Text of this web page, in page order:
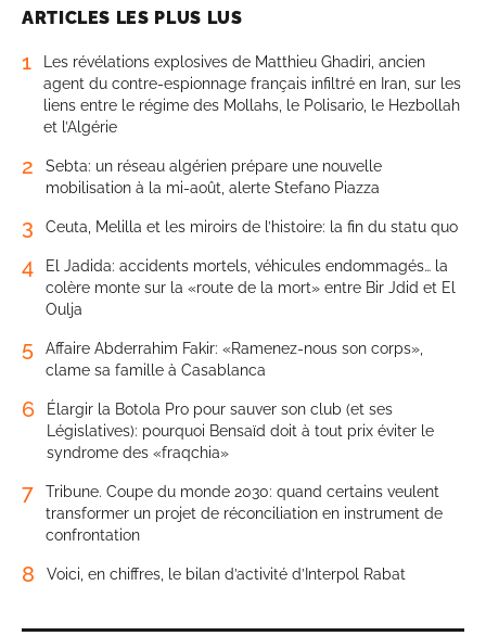
ARTICLES LES PLUS LUS
1
Les révélations explosives de Matthieu Ghadiri, ancien
agent du contre-espionnage français infiltré en Iran, sur les
liens entre le régime des Mollahs, le Polisario, le Hezbollah
et l’Algérie
2
Sebta: un réseau algérien prépare une nouvelle
mobilisation à la mi-août, alerte Stefano Piazza
3 Ceuta, Melilla et les miroirs de l’histoire: la fin du statu quo
4
El Jadida: accidents mortels, véhicules endommagés… la
colère monte sur la «route de la mort» entre Bir Jdid et El
Oulja
5
Affaire Abderrahim Fakir: «Ramenez-nous son corps»,
clame sa famille à Casablanca
6
Élargir la Botola Pro pour sauver son club (et ses
Législatives): pourquoi Bensaïd doit à tout prix éviter le
syndrome des «fraqchia»
7
Tribune. Coupe du monde 2030: quand certains veulent
transformer un projet de réconciliation en instrument de
confrontation
8 Voici, en chiffres, le bilan d’activité d’Interpol Rabat